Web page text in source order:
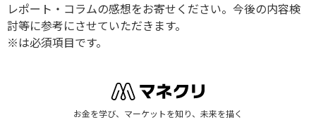
レポート・コラムの感想をお寄せください。今後の内容検
討等に参考にさせていただきます。
※は必須項目です。
お金を学び、マーケットを知り、未来を描く